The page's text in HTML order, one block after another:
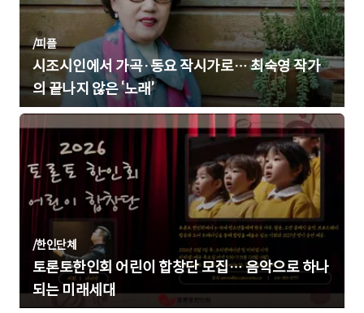
/피플
시조시인에서 가곡·동요 작시가로… 최숙영 작가
의 끝나지 않은 ‘노래’
/한인단체
토론토한인회 어린이 합창단 모집… 음악으로 하나
되는 미래세대